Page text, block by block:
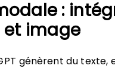
:
et image
génèrent du texte,